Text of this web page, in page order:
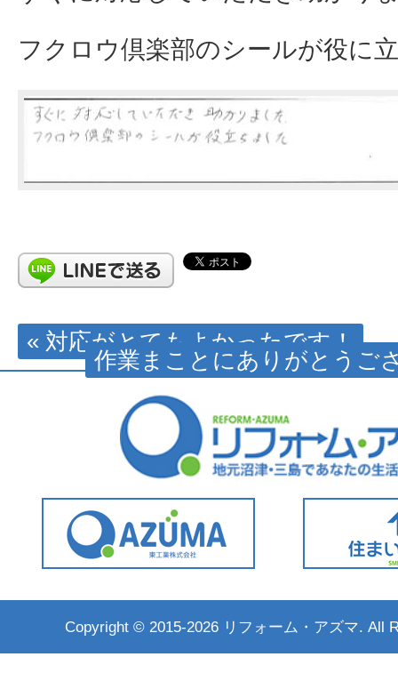
フクロウ倶楽部のシールが役に
« 対応がとてもよかったです！
作業まことにありがとうご
Copyright © 2015-2026 リフォーム・アズマ. All